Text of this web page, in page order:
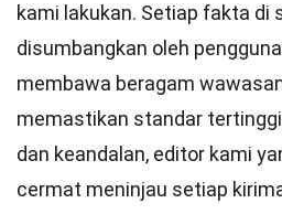
kami lakukan. Setiap fakta di
disumbangkan oleh
membawa beragam
memastikan standar
dan keandalan, editor kami
cermat meninjau setiap